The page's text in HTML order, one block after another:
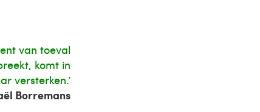
van toeval
komt in
versterken.’
Borremans